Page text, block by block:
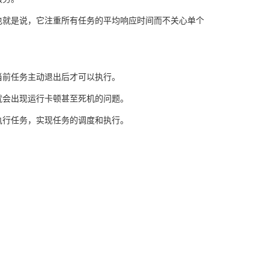
是说，它注重所有任务的平均响应时间而不关心单个
任务主动退出后才可以执行。
出现运行卡顿甚至死机的问题。
任务，实现任务的调度和执行。